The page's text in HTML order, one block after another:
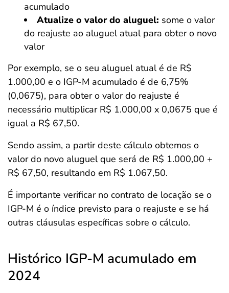
acumulado
Atualize o valor do aluguel: some o valor
do reajuste ao aluguel atual para obter o novo
valor
Por exemplo, se o seu aluguel atual é de R$
1.000,00 e o IGP-M acumulado é de 6,75%
(0,0675), para obter o valor do reajuste é
necessário multiplicar R$ 1.000,00 x 0,0675 que é
igual a R$ 67,50.
Sendo assim, a partir deste cálculo obtemos o
valor do novo aluguel que será de R$ 1.000,00 +
R$ 67,50, resultando em R$ 1.067,50.
É importante verificar no contrato de locação se o
IGP-M é o índice previsto para o reajuste e se há
outras cláusulas específicas sobre o cálculo.
Histórico IGP-M acumulado em
2024